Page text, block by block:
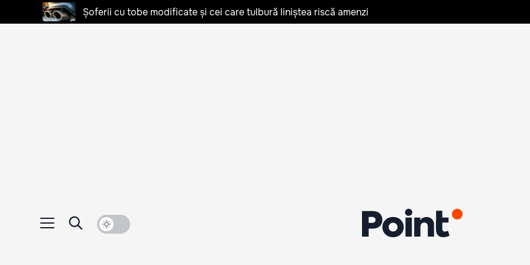
Șoferii cu tobe modificate și cei care tulbură liniștea riscă amenzi